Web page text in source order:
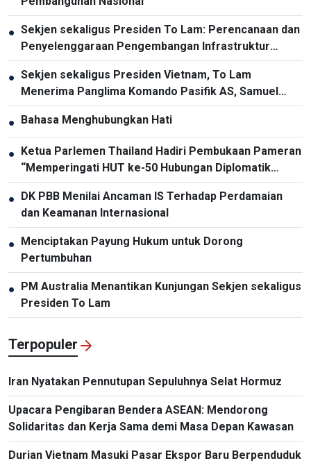
● Sekjen sekaligus Presiden To Lam: Perencanaan dan
Penyelenggaraan Pengembangan Infrastruktur
Harus Diperbarui
● Sekjen sekaligus Presiden Vietnam, To Lam
Menerima Panglima Komando Pasifik AS, Samuel
Paparo
●
Bahasa Menghubungkan Hati
●
Ketua Parlemen Thailand Hadiri Pembukaan Pameran
“Memperingati HUT ke-50 Hubungan Diplomatik
Vietnam-Thailand”
●
DK PBB Menilai Ancaman IS Terhadap Perdamaian
dan Keamanan Internasional
●
Menciptakan Payung Hukum untuk Dorong
Pertumbuhan
●
PM Australia Menantikan Kunjungan Sekjen sekaligus
Presiden To Lam
Terpopuler
Iran Nyatakan Pennutupan Sepuluhnya Selat Hormuz
Upacara Pengibaran Bendera ASEAN: Mendorong
Solidaritas dan Kerja Sama demi Masa Depan Kawasan
Durian Vietnam Masuki Pasar Ekspor Baru Berpenduduk